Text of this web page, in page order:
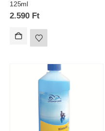
125ml
2.590 Ft